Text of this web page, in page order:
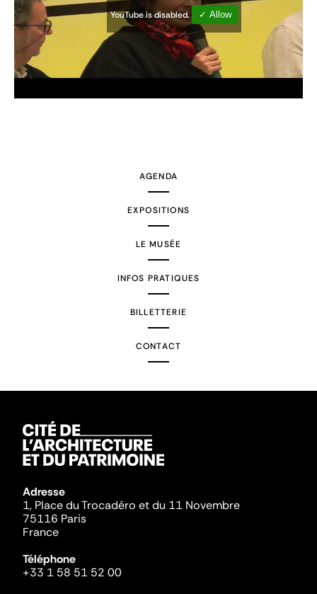
YouTube is disabled. ✓ Allow
AGENDA
EXPOSITIONS
LE MUSÉE
INFOS PRATIQUES
BILLETTERIE
CONTACT
Adresse
1, Place du Trocadéro et du 11 Novembre
75116 Paris
France
Téléphone
+33 1 58 51 52 00